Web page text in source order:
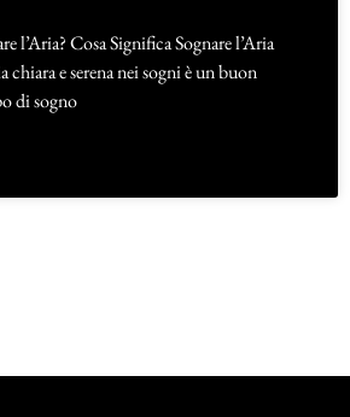
l’Aria? Cosa Significa Sognare l’Aria
chiara e serena nei sogni è un buon
di sogno